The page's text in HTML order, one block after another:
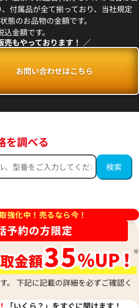
す
参考買取価格
1,727,000円
※2026年5月27日時点の参考
す
参考買取価格
2,554,000円
※2026年5月27日時点の参考
付属品が全て揃っており、当社規定
態のお品物の金額です。
金額です。
売もやっております！ ／
お問い合わせはこちら
を調べる
強化中！売るなら今！
。 下記に記載の詳細を必ずご確認く
「いくら？」をすぐに聞けます！